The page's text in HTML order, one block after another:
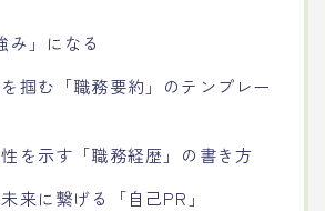
み」になる
掴む「職務要約」のテンプレー
を示す「職務経歴」の書き方
来に繋げる「自己PR」